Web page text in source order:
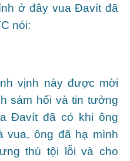
ở đây vua Đavít đã
nói:
vịnh này được mời
sám hối và tin tưởng
Đavít đã có khi ông
vua, ông đã hạ mình
thú tội lỗi và cho